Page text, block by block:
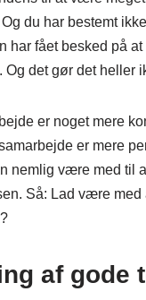
du har bestemt
har fået besked på
Og det gør det heller
er noget mere
er mere
nemlig være med til
Så: Lad være med
af gode